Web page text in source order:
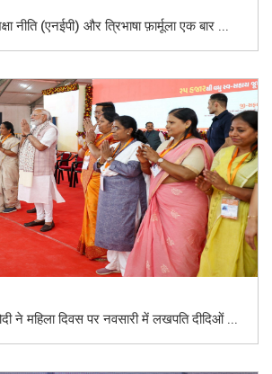
नीति (एनईपी) और त्रिभाषा फ़ार्मूला एक बार ...
ने महिला दिवस पर नवसारी में लखपति दीदिओं ...